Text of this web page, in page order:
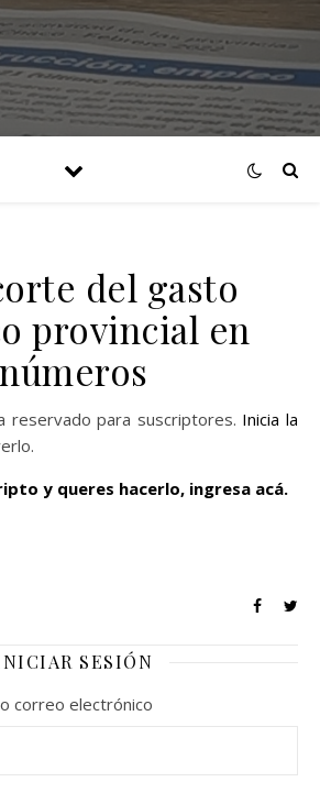
del gasto
provincial en
números
reservado para suscriptores. Inicia la
y queres hacerlo, ingresa acá.
SESIÓN
correo electrónico